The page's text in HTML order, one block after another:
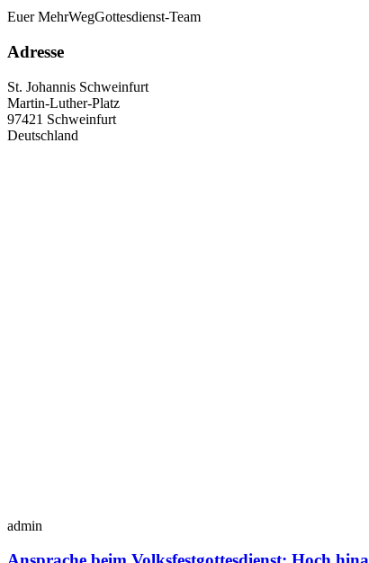
Euer MehrWegGottesdienst-Team
Adresse
St. Johannis Schweinfurt
Martin-Luther-Platz
97421 Schweinfurt
Deutschland
admin